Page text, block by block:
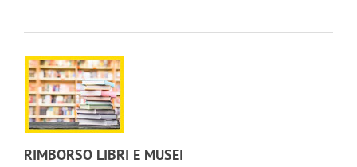
RIMBORSO LIBRI E MUSEI